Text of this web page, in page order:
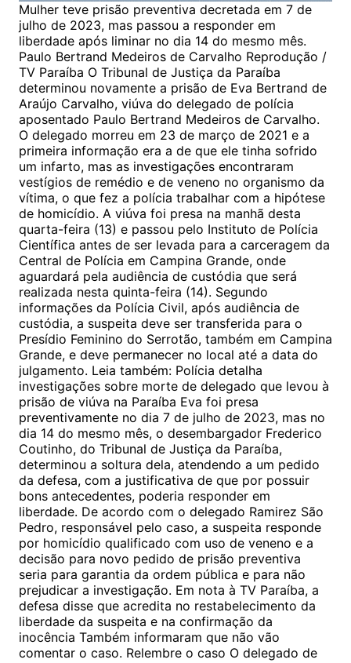
Mulher teve prisão preventiva decretada em 7 de
julho de 2023, mas passou a responder em
liberdade após liminar no dia 14 do mesmo mês.
Paulo Bertrand Medeiros de Carvalho Reprodução /
TV Paraíba O Tribunal de Justiça da Paraíba
determinou novamente a prisão de Eva Bertrand de
Araújo Carvalho, viúva do delegado de polícia
aposentado Paulo Bertrand Medeiros de Carvalho.
O delegado morreu em 23 de março de 2021 e a
primeira informação era a de que ele tinha sofrido
um infarto, mas as investigações encontraram
vestígios de remédio e de veneno no organismo da
vítima, o que fez a polícia trabalhar com a hipótese
de homicídio. A viúva foi presa na manhã desta
quarta-feira (13) e passou pelo Instituto de Polícia
Científica antes de ser levada para a carceragem da
Central de Polícia em Campina Grande, onde
aguardará pela audiência de custódia que será
realizada nesta quinta-feira (14). Segundo
informações da Polícia Civil, após audiência de
custódia, a suspeita deve ser transferida para o
Presídio Feminino do Serrotão, também em Campina
Grande, e deve permanecer no local até a data do
julgamento. Leia também: Polícia detalha
investigações sobre morte de delegado que levou à
prisão de viúva na Paraíba Eva foi presa
preventivamente no dia 7 de julho de 2023, mas no
dia 14 do mesmo mês, o desembargador Frederico
Coutinho, do Tribunal de Justiça da Paraíba,
determinou a soltura dela, atendendo a um pedido
da defesa, com a justificativa de que por possuir
bons antecedentes, poderia responder em
liberdade. De acordo com o delegado Ramirez São
Pedro, responsável pelo caso, a suspeita responde
por homicídio qualificado com uso de veneno e a
decisão para novo pedido de prisão preventiva
seria para garantia da ordem pública e para não
prejudicar a investigação. Em nota à TV Paraíba, a
defesa disse que acredita no restabelecimento da
liberdade da suspeita e na confirmação da
inocência Também informaram que não vão
comentar o caso. Relembre o caso O delegado de